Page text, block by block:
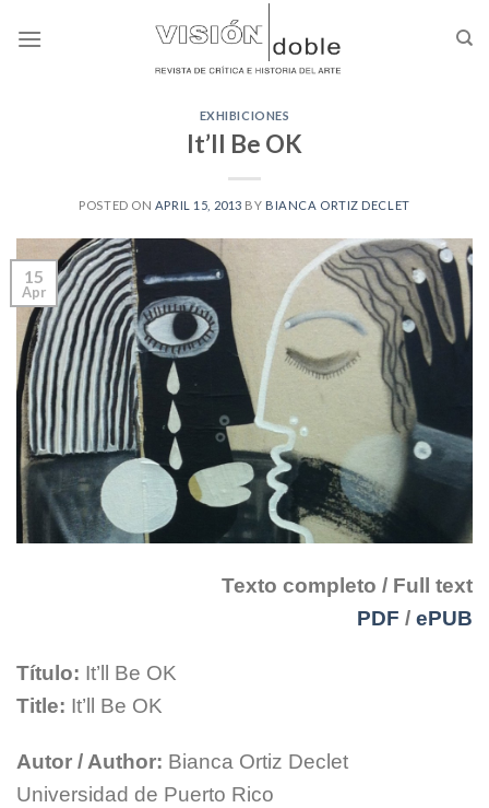
EXHIBICIONES
It’ll Be OK
POSTED ON APRIL 15, 2013 BY BIANCA ORTIZ DECLET
15
Apr
Texto completo / Full text
PDF / ePUB
Título: It’ll Be OK
Title: It’ll Be OK
Autor / Author: Bianca Ortiz Declet
Universidad de Puerto Rico